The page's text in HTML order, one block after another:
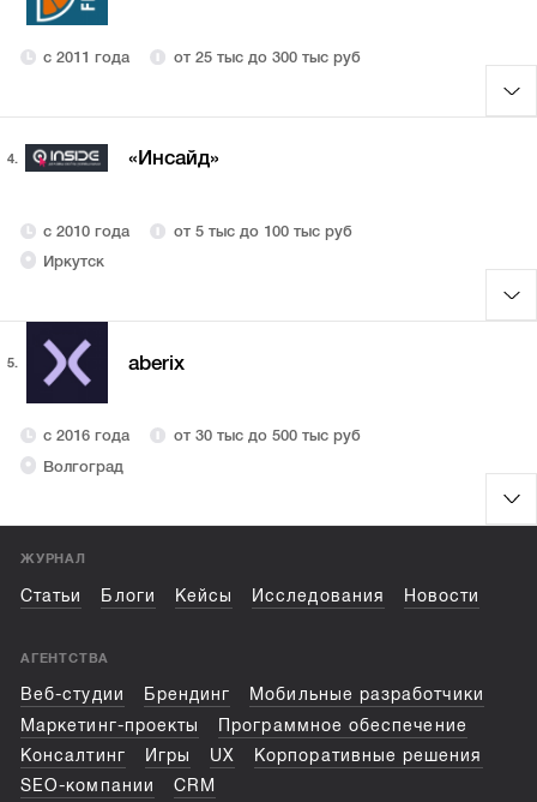
с 2011 года от 25 тыс до 300 тыс руб
4. «Инсайд»
с 2010 года
от 5 тыс до 100 тыс руб
Иркутск
5. aberix
с 2016 года
от 30 тыс до 500 тыс руб
Волгоград
ЖУРНАЛ
Статьи Блоги Кейсы Исследования Новости
АГЕНТСТВА
Веб-студии Брендинг
Мобильные разработчики
Маркетинг-проекты
Программное обеспечение
Консалтинг
Игры UX
Корпоративные решения
SEO-компании
CRM